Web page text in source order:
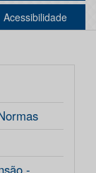
Acessibilidade